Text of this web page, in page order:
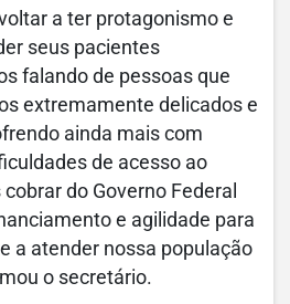
a ter protagonismo e
seus pacientes
falando de pessoas que
extremamente delicados e
ainda mais com
de acesso ao
do Governo Federal
e agilidade para
a atender nossa população
o secretário.